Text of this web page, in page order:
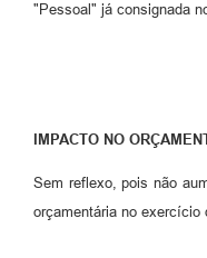
"Pessoal" já consignada
IMPACTO NO
Sem reflexo, pois não
orçamentária no exercício